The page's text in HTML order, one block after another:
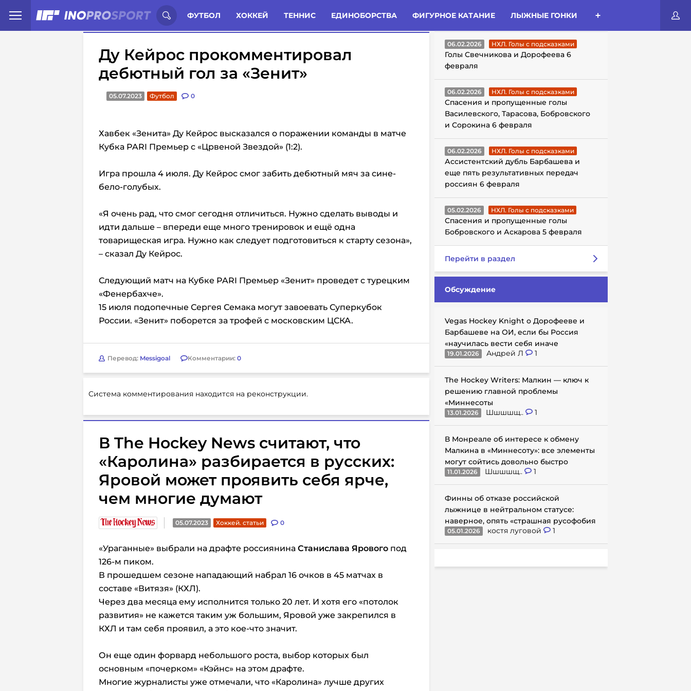
ФУТБОЛ ХОККЕЙ ТЕННИС ЕДИНОБОРСТВА ФИГУРНОЕ КАТАНИЕ ЛЫЖНЫЕ ГОНКИ
Иностранцы о спорте России: Статьи Комменты Новости
Ду Кейрос прокомментировал
дебютный гол за «Зенит»
05.07.2023 Футбол 0
Хавбек «Зенита» Ду Кейрос высказался о поражении команды в матче
Кубка PARI Премьер с «Црвеной Звездой» (1:2).
Игра прошла 4 июля. Ду Кейрос смог забить дебютный мяч за сине-
бело-голубых.
«Я очень рад, что смог сегодня отличиться. Нужно сделать выводы и
идти дальше – впереди еще много тренировок и ещё одна
товарищеская игра. Нужно как следует подготовиться к старту сезона»,
– сказал Ду Кейрос.
Следующий матч на Кубке PARI Премьер «Зенит» проведет с турецким
«Фенербахче».
15 июля подопечные Сергея Семака могут завоевать Суперкубок
России. «Зенит» поборется за трофей с московским ЦСКА.
Перевод: Messigoal Комментарии: 0
Система комментирования находится на реконструкции.
В The Hockey News считают, что
«Каролина» разбирается в русских:
Яровой может проявить себя ярче,
чем многие думают
05.07.2023 Хоккей. статьи 0
«Ураганные» выбрали на драфте россиянина Станислава Ярового под
126-м пиком.
В прошедшем сезоне нападающий набрал 16 очков в 45 матчах в
составе «Витязя» (КХЛ).
Через два месяца ему исполнится только 20 лет. И хотя его «потолок
развития» не кажется таким уж большим, Яровой уже закрепился в
КХЛ и там себя проявил, а это кое-что значит.
Он еще один форвард небольшого роста, выбор которых был
основным «почерком» «Кэйнс» на этом драфте.
Многие журналисты уже отмечали, что «Каролина» лучше других
ГОЛЫ С ПОДСКАЗКАМИ
06.02.2026 НХЛ. Голы с подсказками
Голы Свечникова и Дорофеева 6
февраля
06.02.2026 НХЛ. Голы с подсказками
Спасения и пропущенные голы
Василевского, Тарасова, Бобровского
и Сорокина 6 февраля
06.02.2026 НХЛ. Голы с подсказками
Ассистентский дубль Барбашева и
еще пять результативных передач
россиян 6 февраля
05.02.2026 НХЛ. Голы с подсказками
Спасения и пропущенные голы
Бобровского и Аскарова 5 февраля
Перейти в раздел
Обсуждение
Vegas Hockey Knight о Дорофееве и
Барбашеве на ОИ, если бы Россия
«научилась вести себя иначе
19.01.2026 Андрей Л 1
The Hockey Writers: Малкин — ключ к
решению главной проблемы
«Миннесоты
13.01.2026 Шшшшщ.. 1
В Монреале об интересе к обмену
Малкина в «Миннесоту»: все элементы
могут сойтись довольно быстро
11.01.2026 Шшшшщ.. 1
Финны об отказе российской
лыжнице в нейтральном статусе:
наверное, опять «страшная русофобия
05.01.2026 костя луговой 1